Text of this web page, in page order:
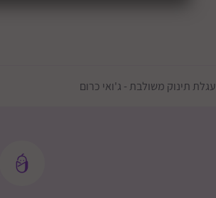
עגלת תינוק משולבת - ג'ואי כרום